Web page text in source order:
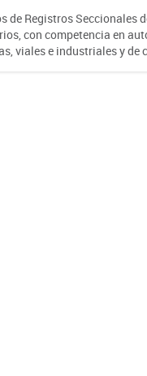
de Registros Seccionales
con competencia en
viales e industriales y de